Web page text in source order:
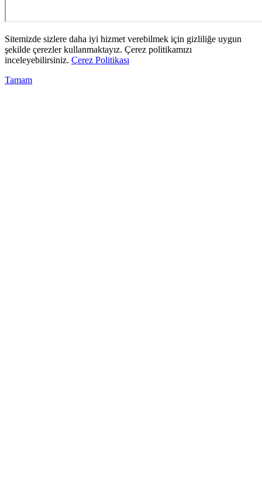
Sitemizde sizlere daha iyi hizmet verebilmek için gizliliğe uygun
şekilde çerezler kullanmaktayız. Çerez politikamızı
inceleyebilirsiniz. Çerez Politikası
Tamam